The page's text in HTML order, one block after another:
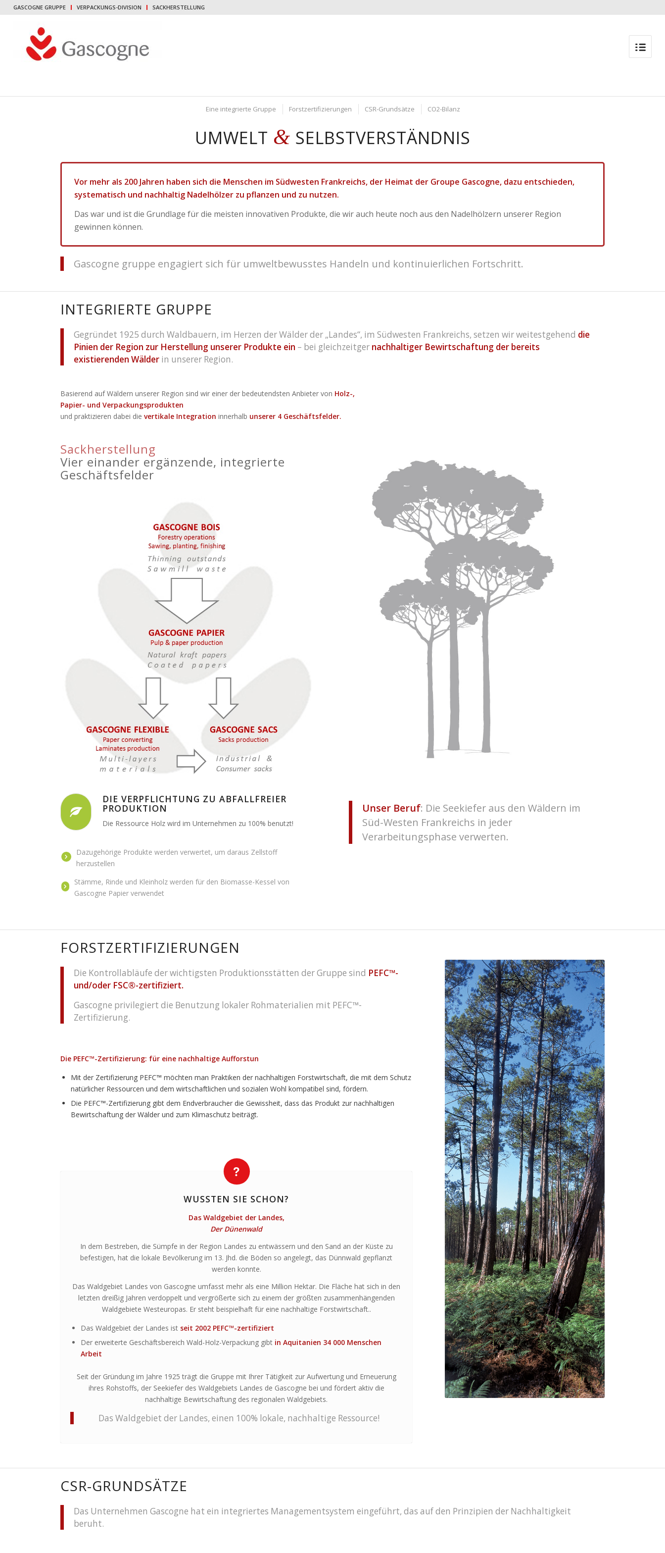
GASCOGNE GRUPPE VERPACKUNGS-DIVISION SACKHERSTELLUNG
Eine integrierte Gruppe Forstzertifizierungen CSR-Grundsätze CO2-Bilanz
UMWELT & SELBSTVERSTÄNDNIS
Vor mehr als 200 Jahren haben sich die Menschen im Südwesten Frankreichs, der Heimat der Groupe Gascogne, dazu entschieden,
systematisch und nachhaltig Nadelhölzer zu pflanzen und zu nutzen.
Das war und ist die Grundlage für die meisten innovativen Produkte, die wir auch heute noch aus den Nadelhölzern unserer Region
gewinnen können.
Gascogne gruppe engagiert sich für umweltbewusstes Handeln und kontinuierlichen Fortschritt.
INTEGRIERTE GRUPPE
Gegründet 1925 durch Waldbauern, im Herzen der Wälder der „Landes“, im Südwesten Frankreichs, setzen wir weitestgehend die
Pinien der Region zur Herstellung unserer Produkte ein – bei gleichzeitger nachhaltiger Bewirtschaftung der bereits
existierenden Wälder in unserer Region.
Basierend auf Wäldern unserer Region sind wir einer der bedeutendsten Anbieter von Holz-,
Papier- und Verpackungsprodukten
und praktizieren dabei die vertikale Integration innerhalb unserer 4 Geschäftsfelder.
Sackherstellung
Vier einander ergänzende, integrierte
Geschäftsfelder
DIE VERPFLICHTUNG ZU ABFALLFREIER
PRODUKTION
Die Ressource Holz wird im Unternehmen zu 100% benutzt!
Dazugehörige Produkte werden verwertet, um daraus Zellstoff
herzustellen
Stämme, Rinde und Kleinholz werden für den Biomasse-Kessel von
Gascogne Papier verwendet
Unser Beruf: Die Seekiefer aus den Wäldern im
Süd-Westen Frankreichs in jeder
Verarbeitungsphase verwerten.
FORSTZERTIFIZIERUNGEN
Die Kontrollabläufe der wichtigsten Produktionsstätten der Gruppe sind PEFC™-
und/oder FSC®-zertifiziert.
Gascogne privilegiert die Benutzung lokaler Rohmaterialien mit PEFC™-
Zertifizierung.
Die PEFC™-Zertifizierung: für eine nachhaltige Aufforstun
Mit der Zertifizierung PEFC™ möchten man Praktiken der nachhaltigen Forstwirtschaft, die mit dem Schutz
natürlicher Ressourcen und dem wirtschaftlichen und sozialen Wohl kompatibel sind, fördern.
Die PEFC™-Zertifizierung gibt dem Endverbraucher die Gewissheit, dass das Produkt zur nachhaltigen
Bewirtschaftung der Wälder und zum Klimaschutz beiträgt.
WUSSTEN SIE SCHON?
Das Waldgebiet der Landes,
Der Dünenwald
In dem Bestreben, die Sümpfe in der Region Landes zu entwässern und den Sand an der Küste zu
befestigen, hat die lokale Bevölkerung im 13. Jhd. die Böden so angelegt, das Dünnwald gepflanzt
werden konnte.
Das Waldgebiet Landes von Gascogne umfasst mehr als eine Million Hektar. Die Fläche hat sich in den
letzten dreißig Jahren verdoppelt und vergrößerte sich zu einem der größten zusammenhängenden
Waldgebiete Westeuropas. Er steht beispielhaft für eine nachhaltige Forstwirtschaft..
Das Waldgebiet der Landes ist seit 2002 PEFC™-zertifiziert
Der erweiterte Geschäftsbereich Wald-Holz-Verpackung gibt in Aquitanien 34 000 Menschen
Arbeit
Seit der Gründung im Jahre 1925 trägt die Gruppe mit Ihrer Tätigkeit zur Aufwertung und Erneuerung
ihres Rohstoffs, der Seekiefer des Waldgebiets Landes de Gascogne bei und fördert aktiv die
nachhaltige Bewirtschaftung des regionalen Waldgebiets.
Das Waldgebiet der Landes, einen 100% lokale, nachhaltige Ressource!
CSR-GRUNDSÄTZE
Das Unternehmen Gascogne hat ein integriertes Managementsystem eingeführt, das auf den Prinzipien der Nachhaltigkeit
beruht.